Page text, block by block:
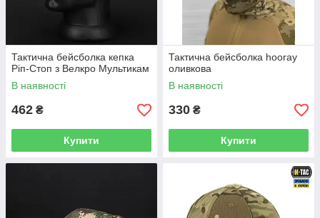
Тактична бейсболка кепка
Ріп-Стоп з Велкро Мультикам
В наявності
462 ₴
Купити
Тактична бейсболка hooray
оливкова
В наявності
330 ₴
Купити